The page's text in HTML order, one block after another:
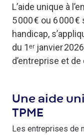
L’aide unique à
5 000 € ou 6 000
handicap,
du 1ᵉʳ janvier
d’entreprise et
Une aide
TPME
Les entreprises de